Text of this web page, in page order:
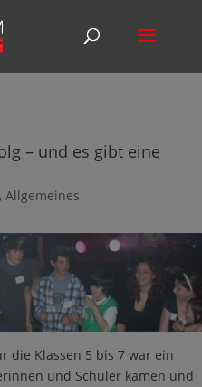
– und es gibt eine
, Allgemeines
die Klassen 5 bis 7 war ein
und Schüler kamen und